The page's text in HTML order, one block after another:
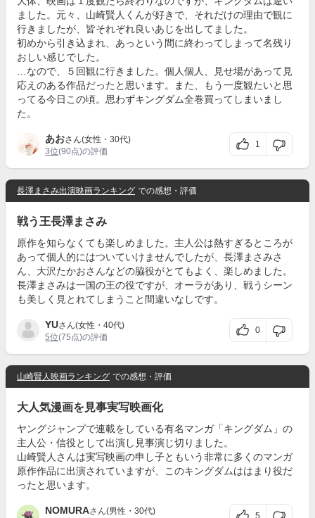
ました。元々、山崎賢人くんが好きで、それだけの理由で観に
行きましたが、皆それぞれ良いあじを出してました。
初めから引き込まれ、あっという間に終わってしまって名残り
おしい感じでした。
…なので、５回観に行きました。個人個人、見せ場があって見
応えのある作品だったと思います。また、もう一度観たいと思
ってる今日この頃。思わずキングダム全巻買ってしまいまし
た。
あおさん(女性・30代)
3位(90点)の評価
1
長澤まさみ出演映画ランキング での感想・評価
戦う王長澤まさみ
原作を知らなくても楽しめました。主人公は熱すぎるところが
あって個人的にはついていけませんでしたが、長澤まさみさ
ん、大沢たかおさんなどの脇役がとてもよく、楽しめました。
長澤まさみは一国の王の役ですが、オーラがあり、戦うシーン
も美しく見とれてしまうこと間違いなしです。
YUさん(女性・40代)
5位(75点)の評価
0
山崎賢人映画ランキング での感想・評価
大人気漫画を見事実写映画化
ヤングジャンプで連載をしている有名マンガ「キングダム」の
主人公・信役として出演し見事演じ切りました。
山崎賢人さんは実写映画の申し子ともいう非常に多くのマンガ
原作作品に出演されていますが、このキングダムははまり役だ
ったと思います。
NOMURAさん(男性・30代)
5